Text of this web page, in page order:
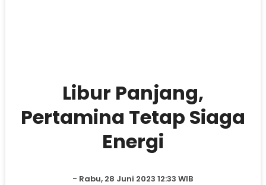
Libur Panjang,
Pertamina Tetap Siaga
Energi
- Rabu, 28 Juni 2023 12:33 WIB